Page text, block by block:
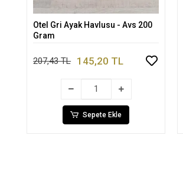
Sepete Ekle
Otel Gri Ayak Havlusu - Avs 200
Gram
207,43 TL 145,20 TL
Sepete Ekle